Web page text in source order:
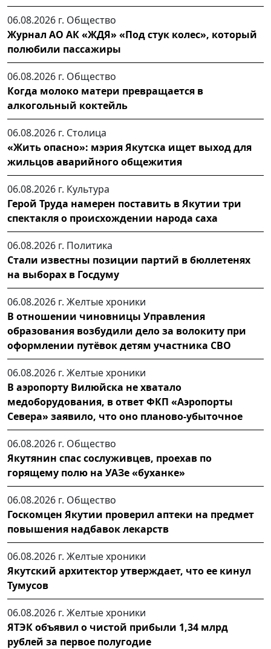
06.08.2026 г. Общество
Журнал АО АК «ЖДЯ» «Под стук колес», который
полюбили пассажиры
06.08.2026 г. Общество
Когда молоко матери превращается в
алкогольный коктейль
06.08.2026 г. Столица
«Жить опасно»: мэрия Якутска ищет выход для
жильцов аварийного общежития
06.08.2026 г. Культура
Герой Труда намерен поставить в Якутии три
спектакля о происхождении народа саха
06.08.2026 г. Политика
Стали известны позиции партий в бюллетенях
на выборах в Госдуму
06.08.2026 г. Желтые хроники
В отношении чиновницы Управления
образования возбудили дело за волокиту при
оформлении путёвок детям участника СВО
06.08.2026 г. Желтые хроники
В аэропорту Вилюйска не хватало
медоборудования, в ответ ФКП «Аэропорты
Севера» заявило, что оно планово-убыточное
06.08.2026 г. Общество
Якутянин спас сослуживцев, проехав по
горящему полю на УАЗе «буханке»
06.08.2026 г. Общество
Госкомцен Якутии проверил аптеки на предмет
повышения надбавок лекарств
06.08.2026 г. Желтые хроники
Якутский архитектор утверждает, что ее кинул
Тумусов
06.08.2026 г. Желтые хроники
ЯТЭК объявил о чистой прибыли 1,34 млрд
рублей за первое полугодие